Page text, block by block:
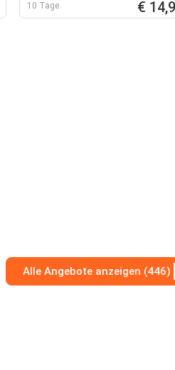
10 Tage €
Alle Angebote anzeigen (446)